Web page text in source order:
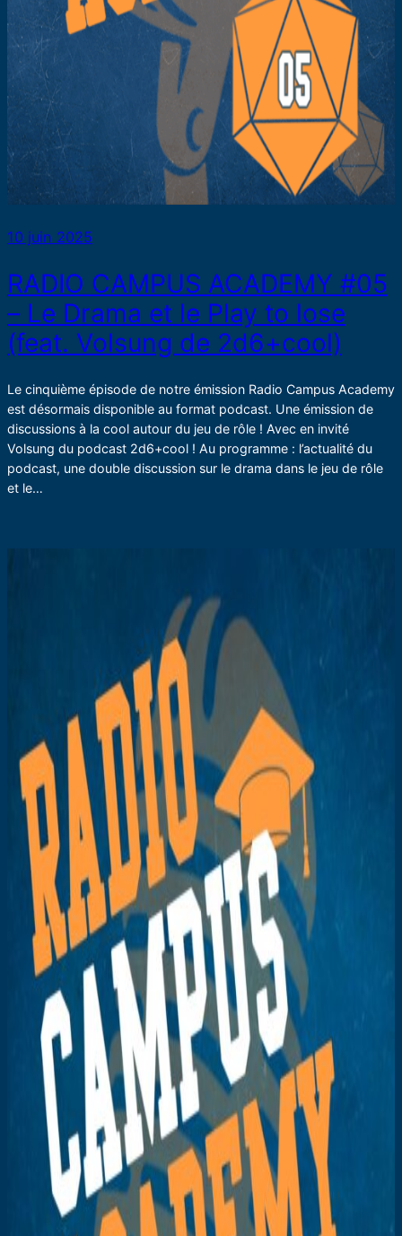
10 juin 2025
RADIO CAMPUS ACADEMY #05
– Le Drama et le Play to lose
(feat. Volsung de 2d6+cool)
Le cinquième épisode de notre émission Radio Campus Academy
est désormais disponible au format podcast. Une émission de
discussions à la cool autour du jeu de rôle ! Avec en invité
Volsung du podcast 2d6+cool ! Au programme : l’actualité du
podcast, une double discussion sur le drama dans le jeu de rôle
et le…